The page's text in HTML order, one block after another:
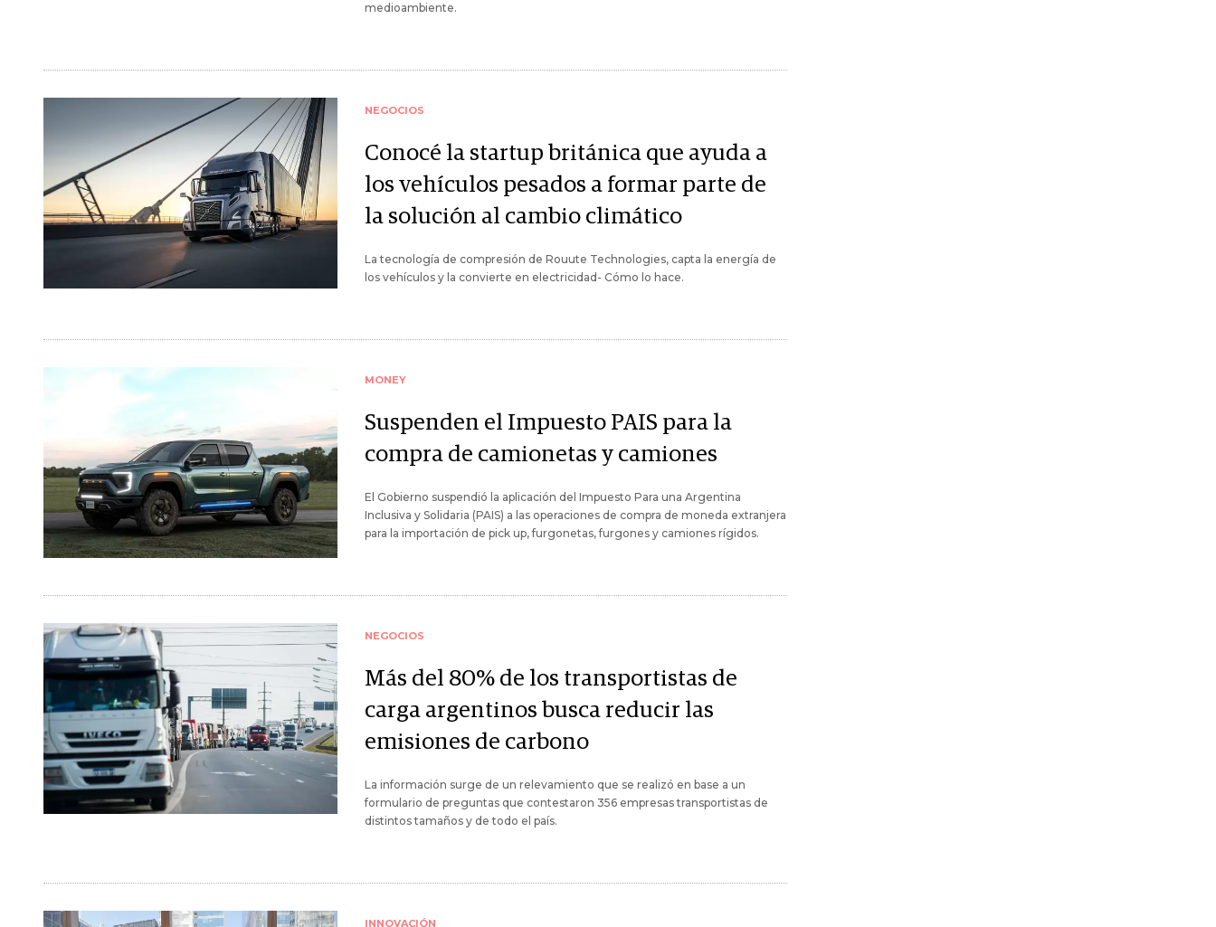
medioambiente.
NEGOCIOS
Conocé la startup británica que ayuda a
los vehículos pesados a formar parte de
la solución al cambio climático
La tecnología de compresión de Rouute Technologies, capta la energía de
los vehículos y la convierte en electricidad- Cómo lo hace.
MONEY
Suspenden el Impuesto PAIS para la
compra de camionetas y camiones
El Gobierno suspendió la aplicación del Impuesto Para una Argentina
Inclusiva y Solidaria (PAIS) a las operaciones de compra de moneda extranjera
para la importación de pick up, furgonetas, furgones y camiones rígidos.
NEGOCIOS
Más del 80% de los transportistas de
carga argentinos busca reducir las
emisiones de carbono
La información surge de un relevamiento que se realizó en base a un
formulario de preguntas que contestaron 356 empresas transportistas de
distintos tamaños y de todo el país.
INNOVACIÓN